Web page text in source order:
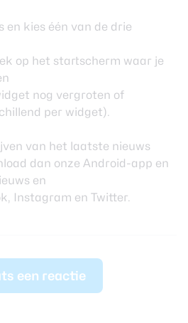
en kies één van de drie
op het startscherm waar je
nog vergroten of
per widget).
van het laatste nieuws
dan onze Android-app en
en
, Instagram en Twitter.
een reactie